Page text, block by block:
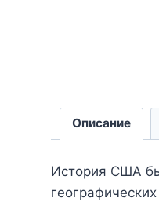
Описание
История США